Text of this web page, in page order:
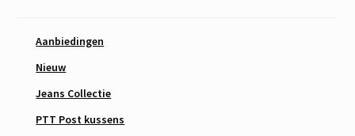
Aanbiedingen
Nieuw
Jeans Collectie
PTT Post kussens